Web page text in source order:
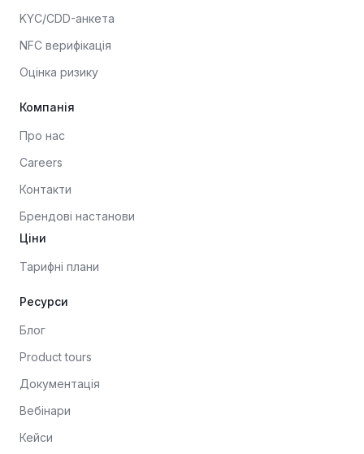
KYC/CDD-анкета
NFC верифікація
Оцінка ризику
Компанія
Про нас
Careers
Контакти
Брендові настанови
Ціни
Тарифні плани
Ресурси
Блог
Product tours
Документація
Вебінари
Кейси